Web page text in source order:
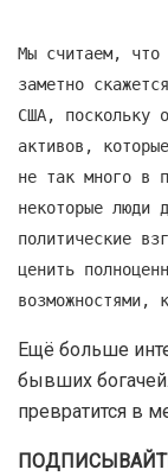
Мы считаем, что
заметно
США, поскольку
активов,
не так много в
некоторые люди
политические
ценить
возможностями,
Ещё больше
бывших
превратится в